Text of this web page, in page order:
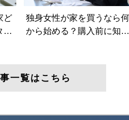
一覧はこちら